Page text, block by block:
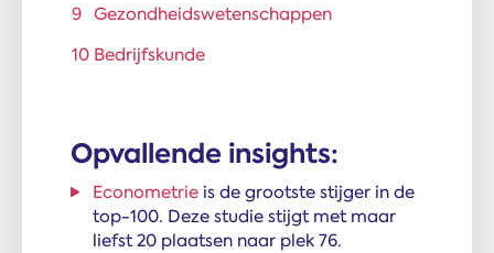
Gezondheidswetenschappen
Bedrijfskunde
Opvallende insights:
Econometrie is de grootste stijger in de
top-100. Deze studie stijgt met maar
liefst 20 plaatsen naar plek 76.